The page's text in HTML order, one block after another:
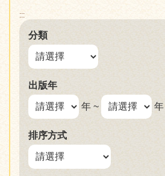
:::
分類
出版年
年 ~ 年
排序方式